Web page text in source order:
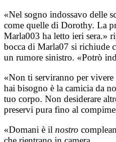
«Nel sogno indossavo delle
come quelle di Dorothy. La
Marla003 ha letto ieri sera.»
bocca di Marla07 si richiude
un rumore sinistro. «Potrò
«Non ti serviranno per
hai bisogno è la camicia da
tuo corpo. Non desiderare
preservi pura fino al
«Domani è il nostro